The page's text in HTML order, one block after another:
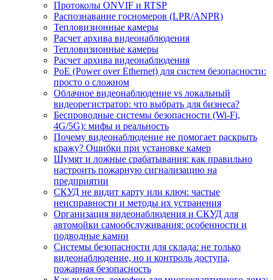
Протоколы ONVIF и RTSP
Распознавание госномеров (LPR/ANPR)
Тепловизионные камеры
Расчет архива видеонаблюдения
Тепловизионные камеры
Расчет архива видеонаблюдения
PoE (Power over Ethernet) для систем безопасности:
просто о сложном
Облачное видеонаблюдение vs локальный
видеорегистратор: что выбрать для бизнеса?
Беспроводные системы безопасности (Wi-Fi,
4G/5G): мифы и реальность
Почему видеонаблюдение не помогает раскрыть
кражу? Ошибки при установке камер
Шумят и ложные срабатывания: как правильно
настроить пожарную сигнализацию на
предприятии
СКУД не видит карту или ключ: частые
неисправности и методы их устранения
Организация видеонаблюдения и СКУД для
автомойки самообслуживания: особенности и
подводные камни
Системы безопасности для склада: не только
видеонаблюдение, но и контроль доступа,
пожарная безопасность